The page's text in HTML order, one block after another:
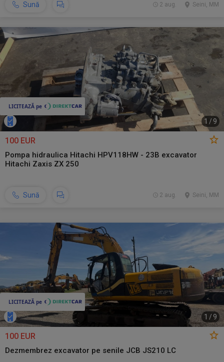
Sună Seini, MM
2 aug.
1 / 9
100 EUR
Pompa hidraulica Hitachi HPV118HW - 23B excavator
Hitachi Zaxis ZX 250
Sună Seini, MM
2 aug.
1 / 9
100 EUR
Dezmembrez excavator pe senile JCB JS210 LC